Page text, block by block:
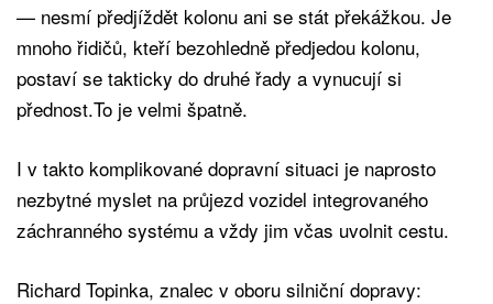
— nesmí předjíždět kolonu ani se stát překážkou. Je
mnoho řidičů, kteří bezohledně předjedou kolonu,
postaví se takticky do druhé řady a vynucují si
přednost.To je velmi špatně.
I v takto komplikované dopravní situaci je naprosto
nezbytné myslet na průjezd vozidel integrovaného
záchranného systému a vždy jim včas uvolnit cestu.
Richard Topinka, znalec v oboru silniční dopravy: